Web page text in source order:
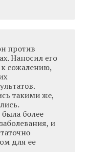
против
Наносил его
сожалению,
такими же,
более
и
для ее